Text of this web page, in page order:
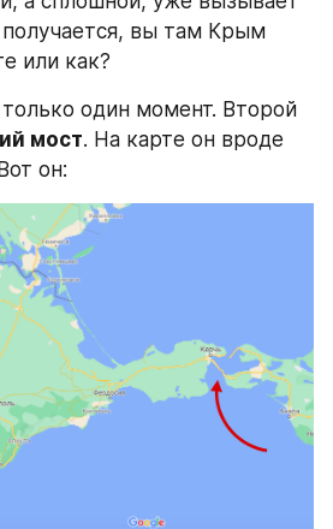
вы там Крым
или как?
только один момент. Второй
мост. На карте он вроде
он: